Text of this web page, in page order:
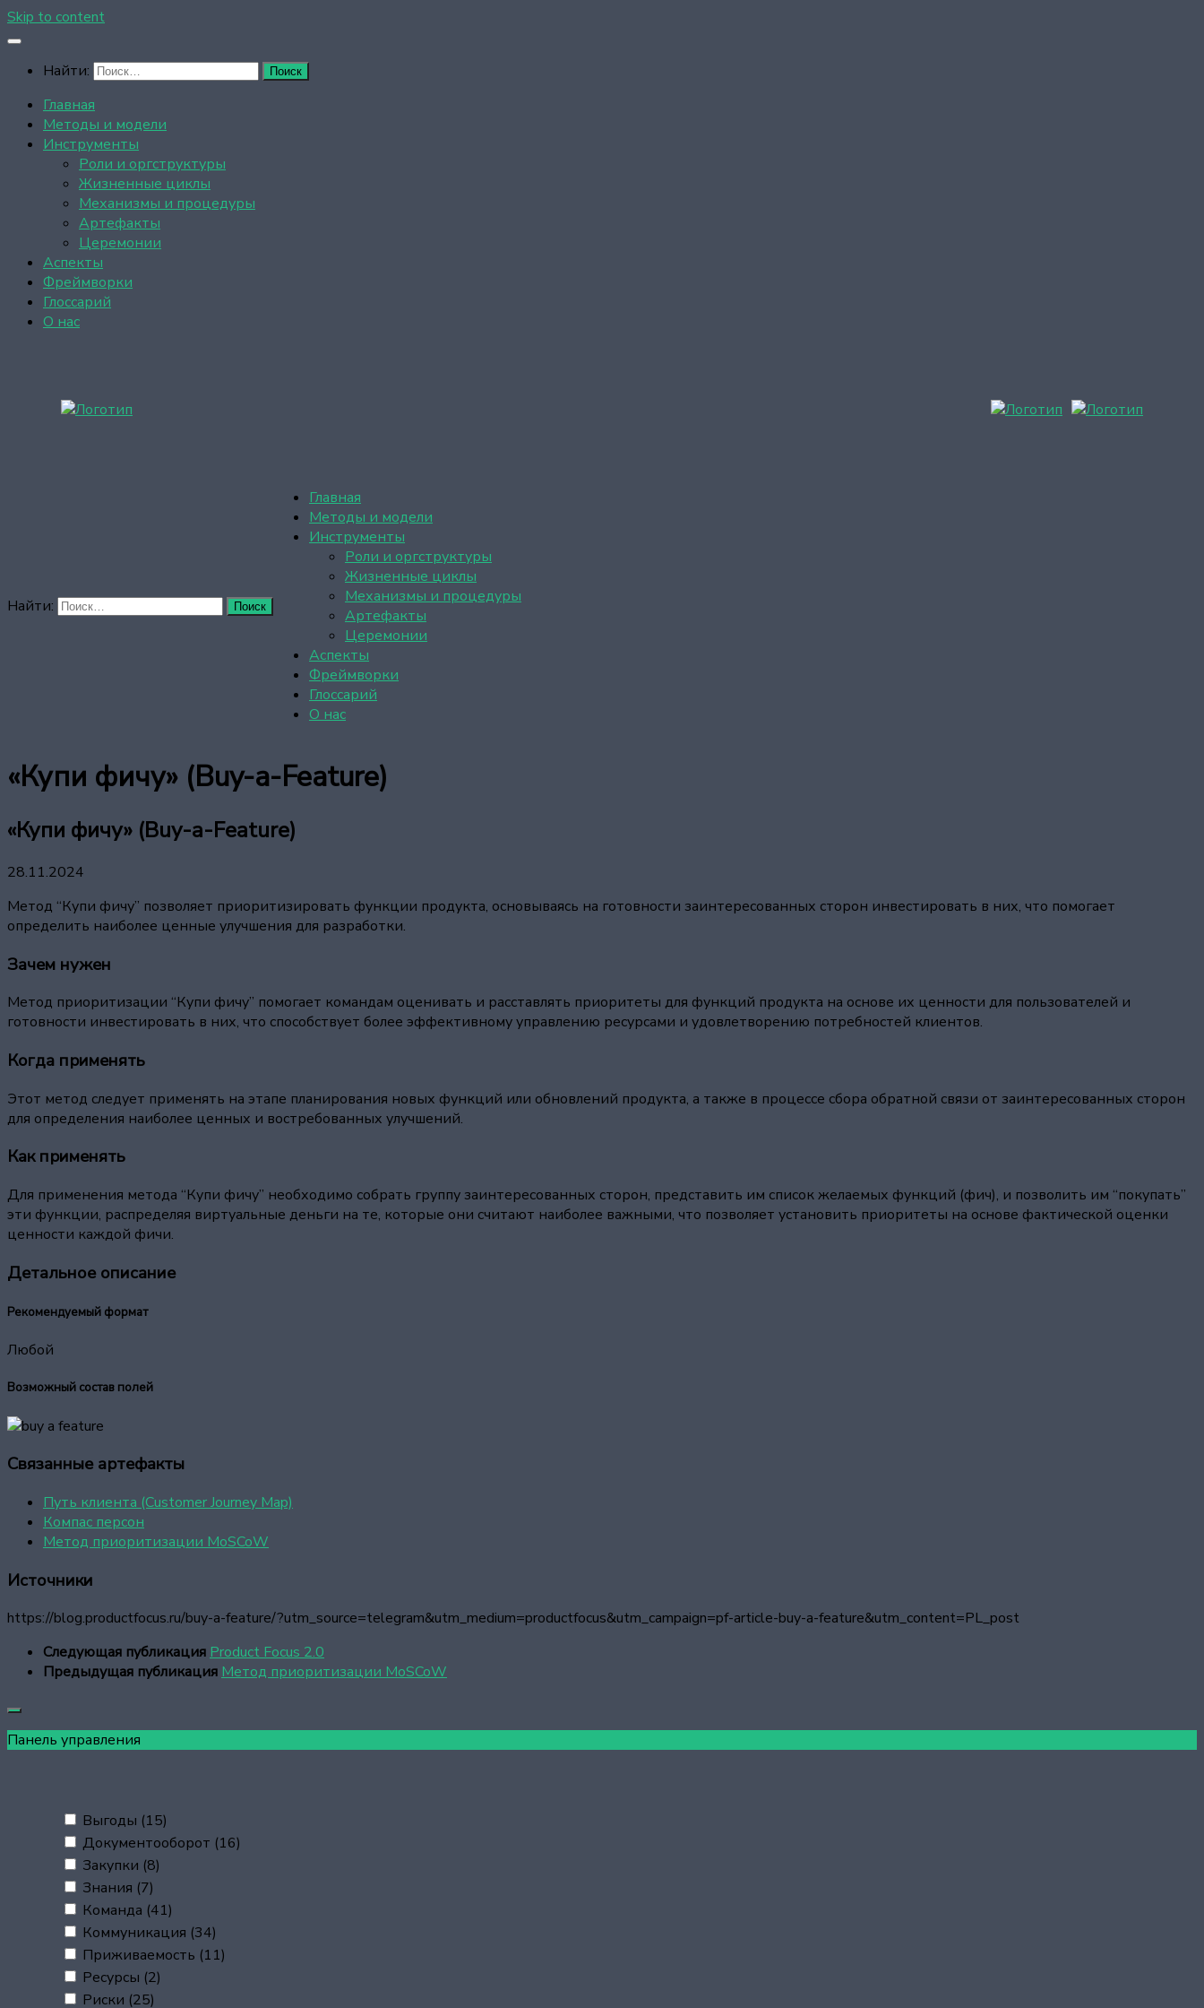
Skip to content
Найти:
Главная
Методы и модели
Инструменты
Роли и оргструктуры
Жизненные циклы
Механизмы и процедуры
Артефакты
Церемонии
Аспекты
Фреймворки
Глоссарий
О нас
Найти:
Главная
Методы и модели
Инструменты
Роли и оргструктуры
Жизненные циклы
Механизмы и процедуры
Артефакты
Церемонии
Аспекты
Фреймворки
Глоссарий
О нас
«Купи фичу» (Buy-a-Feature)
«Купи фичу» (Buy-a-Feature)
28.11.2024
Метод “Купи фичу” позволяет приоритизировать функции продукта, основываясь на готовности заинтересованных сторон инвестировать в них, что помогает
определить наиболее ценные улучшения для разработки.
Зачем нужен
Метод приоритизации “Купи фичу” помогает командам оценивать и расставлять приоритеты для функций продукта на основе их ценности для пользователей и
готовности инвестировать в них, что способствует более эффективному управлению ресурсами и удовлетворению потребностей клиентов.
Когда применять
Этот метод следует применять на этапе планирования новых функций или обновлений продукта, а также в процессе сбора обратной связи от заинтересованных сторон
для определения наиболее ценных и востребованных улучшений.
Как применять
Для применения метода “Купи фичу” необходимо собрать группу заинтересованных сторон, представить им список желаемых функций (фич), и позволить им “покупать”
эти функции, распределяя виртуальные деньги на те, которые они считают наиболее важными, что позволяет установить приоритеты на основе фактической оценки
ценности каждой фичи.
Детальное описание
Рекомендуемый формат
Любой
Возможный состав полей
Связанные артефакты
Путь клиента (Customer Journey Map)
Компас персон
Метод приоритизации MoSCoW
Источники
https://blog.productfocus.ru/buy-a-feature/?utm_source=telegram&utm_medium=productfocus&utm_campaign=pf-article-buy-a-feature&utm_content=PL_post
Следующая публикация Product Focus 2.0
Предыдущая публикация Метод приоритизации MoSCoW
Панель управления
Выгоды (15)
Документооборот (16)
Закупки (8)
Знания (7)
Команда (41)
Коммуникация (34)
Приживаемость (11)
Ресурсы (2)
Риски (25)